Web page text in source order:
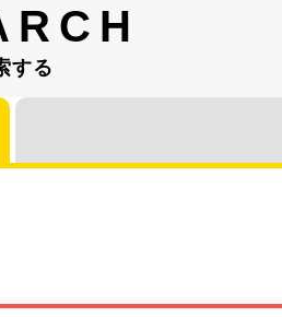
する